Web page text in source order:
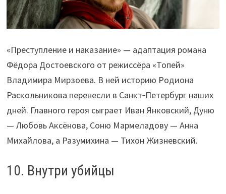
«Преступление и наказание» — адаптация романа
Фёдора Достоевского от режиссёра «Топей»
Владимира Мирзоева. В ней историю Родиона
Раскольникова перенесли в Санкт‑Петербург наших
дней. Главного героя сыграет Иван Янковский, Дуню
— Любовь Аксёнова, Соню Мармеладову — Анна
Михайлова, а Разумихина — Тихон Жизневский.
10. Внутри убийцы